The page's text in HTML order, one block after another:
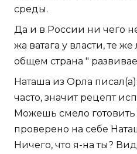
среды.
Да и в России ни чего
жа ватага у власти, те
общем страна "
Наташа из Орла
часто, значит рецепт
Можешь смело готовить
проверено на себе
Ничего, что я-на ты?